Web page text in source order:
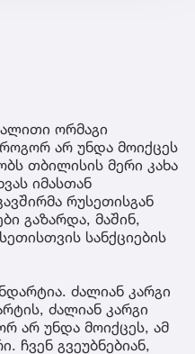
ორმაგი
არ უნდა მოიქცეს
თბილისის მერი კახა
იმასთან
რუსეთისგან
გაზარდა, მაშინ,
სანქციების
ძალიან კარგი
ძალიან კარგი
არ უნდა მოიქცეს, ამ
ჩვენ გვეუბნებიან,